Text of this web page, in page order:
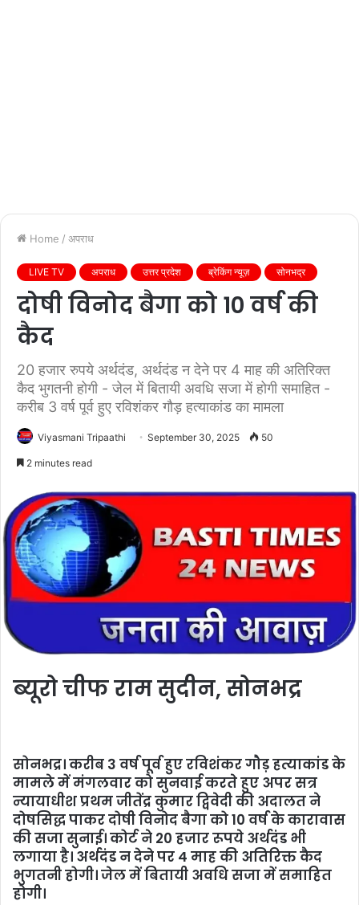
Home / अपराध
LIVE TV अपराध उत्तर प्रदेश ब्रेकिंग न्यूज़ सोनभद्र
दोषी विनोद बैगा को 10 वर्ष की
कैद
20 हजार रुपये अर्थदंड, अर्थदंड न देने पर 4 माह की अतिरिक्त
कैद भुगतनी होगी - जेल में बितायी अवधि सजा में होगी समाहित -
करीब 3 वर्ष पूर्व हुए रविशंकर गौड़ हत्याकांड का मामला
Viyasmani Tripaathi September 30, 2025 50
2 minutes read
ब्यूरो चीफ राम सुदीन, सोनभद्र
सोनभद्र। करीब 3 वर्ष पूर्व हुए रविशंकर गौड़ हत्याकांड के
मामले में मंगलवार को सुनवाई करते हुए अपर सत्र
न्यायाधीश प्रथम जीतेंद्र कुमार द्विवेदी की अदालत ने
दोषसिद्ध पाकर दोषी विनोद बैगा को 10 वर्ष के कारावास
की सजा सुनाई। कोर्ट ने 20 हजार रूपये अर्थदंड भी
लगाया है। अर्थदंड न देने पर 4 माह की अतिरिक्त कैद
भुगतनी होगी। जेल में बितायी अवधि सजा में समाहित
होगी।